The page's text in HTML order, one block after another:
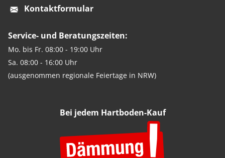
Kontaktformular
Service- und Beratungszeiten:
Mo. bis Fr. 08:00 - 19:00 Uhr
Sa. 08:00 - 16:00 Uhr
(ausgenommen regionale Feiertage in NRW)
Bei jedem Hartboden-Kauf